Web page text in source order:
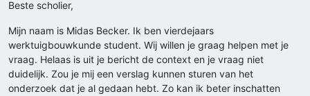
Beste scholier,
Mijn naam is Midas Becker. Ik ben vierdejaars
werktuigbouwkunde student. Wij willen je graag helpen met je
vraag. Helaas is uit je bericht de context en je vraag niet
duidelijk. Zou je mij een verslag kunnen sturen van het
onderzoek dat je al gedaan hebt. Zo kan ik beter inschatten